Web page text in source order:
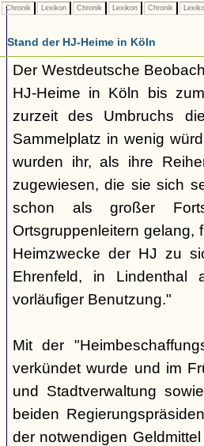
Chronik Lexikon Chronik Lexikon Chronik
Stand der HJ-Heime in Köln
Der Westdeutsche
HJ-Heime in Köln bis
zurzeit des Umbruchs
Sammelplatz in wenig
wurden ihr, als ihre
zugewiesen, die sie sich
schon als großer
Ortsgruppenleitern gelang,
Heimzwecke der HJ zu
Ehrenfeld, in Lindenthal
vorläufiger Benutzung."
Mit der
verkündet wurde und im
und Stadtverwaltung
beiden
der notwendigen